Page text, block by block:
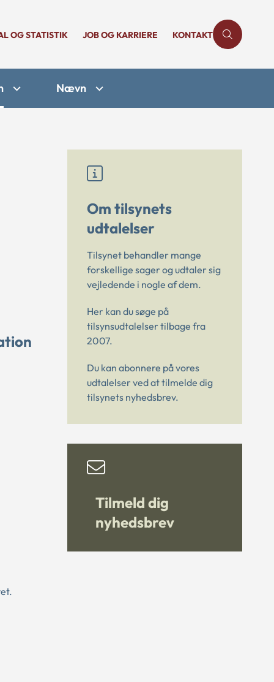
OG STATISTIK JOB OG KARRIERE KONTAKT
Nævn
Om tilsynets
udtalelser
Tilsynet behandler mange
forskellige sager og udtaler sig
vejledende i nogle af dem.
Her kan du søge på
tilsynsudtalelser tilbage fra
2007.
Du kan abonnere på vores
udtalelser ved at tilmelde dig
tilsynets nyhedsbrev.
Tilmeld dig
nyhedsbrev